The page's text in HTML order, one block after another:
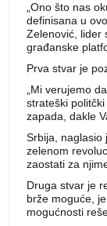
„Ono što nas
definisana u
Zelenović, lider
građanske
Prva stvar je
„Mi verujemo
strateški
zapada, dakle
Srbija, naglasio
zelenom
zaostati za
Druga stvar je
brže moguće,
mogućnosti